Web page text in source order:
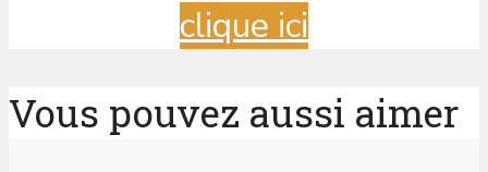
clique ici
Vous pouvez aussi aimer